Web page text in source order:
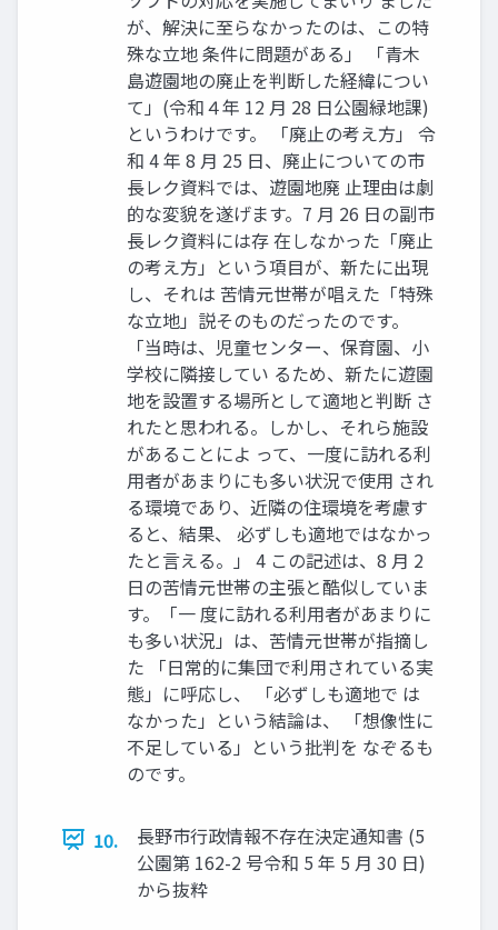
が、解決に至らなかったのは、この特
殊な立地 条件に問題がある」 「青木
島遊園地の廃止を判断した経緯につい
て」(令和４年 12 月 28 日公園緑地課)
というわけです。 「廃止の考え方」 令
和 4 年 8 月 25 日、廃止についての市
長レク資料では、遊園地廃 止理由は劇
的な変貌を遂げます。7 月 26 日の副市
長レク資料には存 在しなかった「廃止
の考え方」という項目が、新たに出現
し、それは 苦情元世帯が唱えた「特殊
な立地」説そのものだったのです。
「当時は、児童センター、保育園、小
学校に隣接してい るため、新たに遊園
地を設置する場所として適地と判断 さ
れたと思われる。しかし、それら施設
があることによ って、一度に訪れる利
用者があまりにも多い状況で使用 され
る環境であり、近隣の住環境を考慮す
ると、結果、 必ずしも適地ではなかっ
たと言える。」 4 この記述は、8 月 2
日の苦情元世帯の主張と酷似していま
す。「一 度に訪れる利用者があまりに
も多い状況」は、苦情元世帯が指摘し
た 「日常的に集団で利用されている実
態」に呼応し、 「必ずしも適地で は
なかった」という結論は、 「想像性に
不足している」という批判を なぞるも
のです。
10.
長野市行政情報不存在決定通知書 (5
公園第 162-2 号令和 5 年 5 月 30 日)
から抜粋